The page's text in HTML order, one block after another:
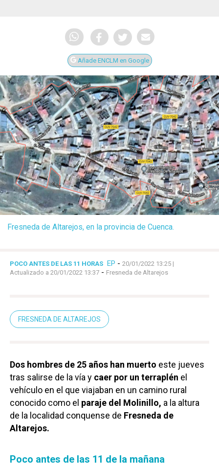
Añade ENCLM en Google
Fresneda de Altarejos, en la provincia de Cuenca.
POCO ANTES DE LAS 11 HORAS EP - 20/01/2022 13:25 |
Actualizado a 20/01/2022 13:37 - Fresneda de Altarejos
FRESNEDA DE ALTAREJOS
Dos hombres de 25 años han muerto este jueves
tras salirse de la vía y caer por un terraplén el
vehículo en el que viajaban en un camino rural
conocido como el paraje del Molinillo, a la altura
de la localidad conquense de Fresneda de
Altarejos.
Poco antes de las 11 de la mañana